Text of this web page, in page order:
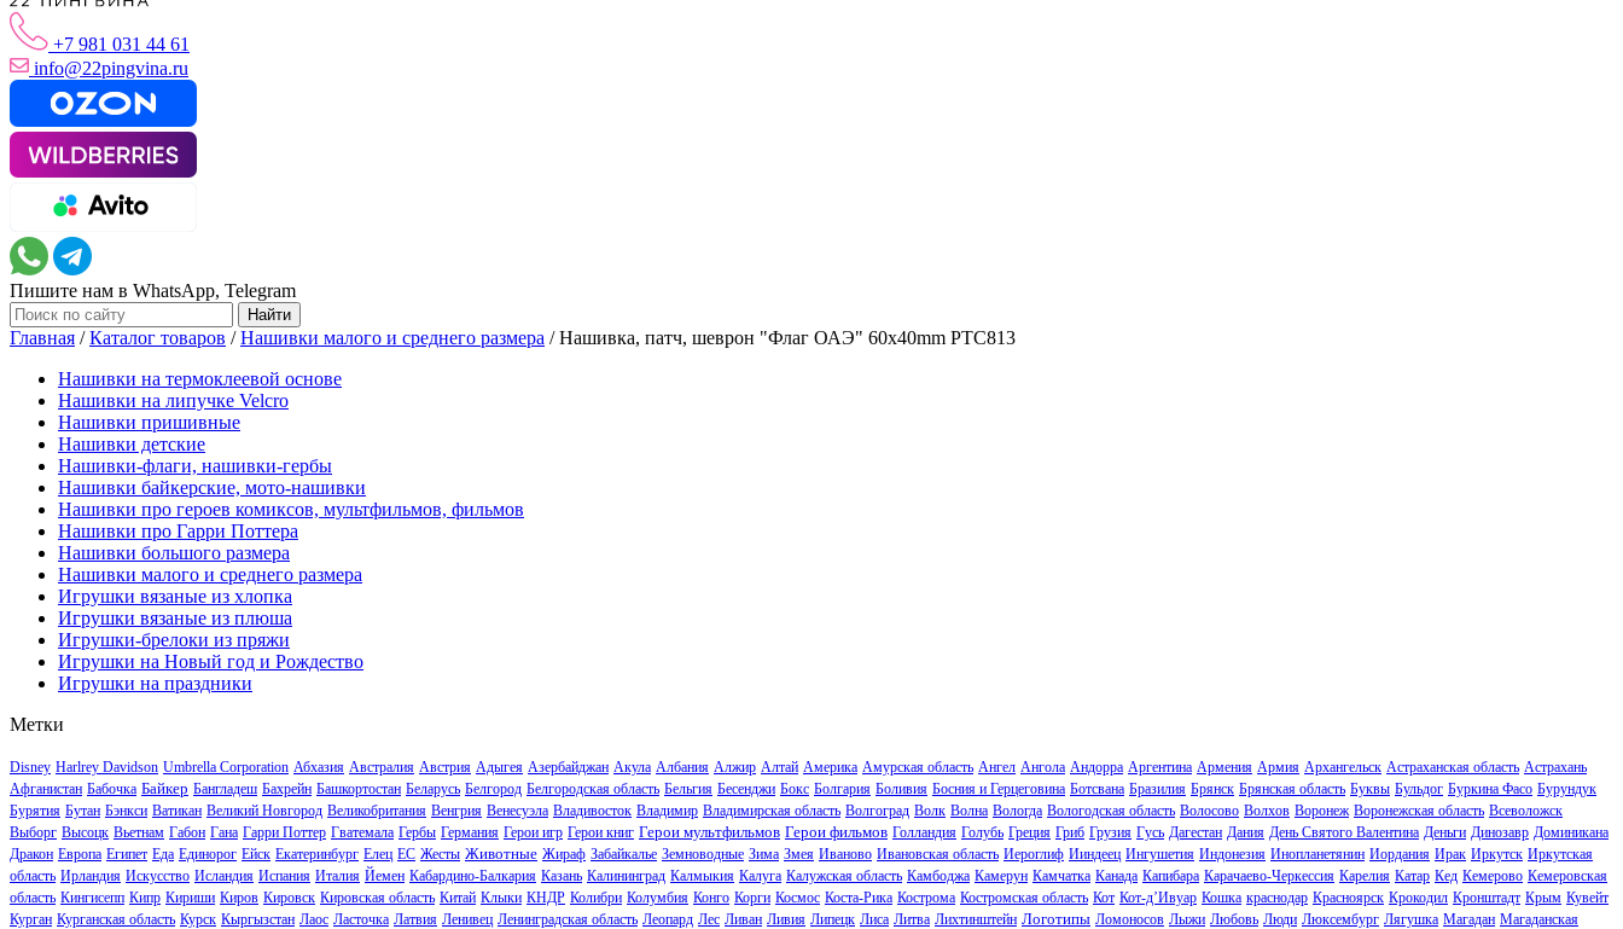
+7 981 031 44 61
info@22pingvina.ru
Пишите нам в WhatsApp, Telegram
Главная /Каталог товаров /Нашивки малого и среднего размера /Нашивка, патч, шеврон "Флаг ОАЭ" 60x40mm PTC813
Нашивки на термоклеевой основе
Нашивки на липучке Velcro
Нашивки пришивные
Нашивки детские
Нашивки-флаги, нашивки-гербы
Нашивки байкерские, мото-нашивки
Нашивки про героев комиксов, мультфильмов, фильмов
Нашивки про Гарри Поттера
Нашивки большого размера
Нашивки малого и среднего размера
Игрушки вязаные из хлопка
Игрушки вязаные из плюша
Игрушки-брелоки из пряжи
Игрушки на Новый год и Рождество
Игрушки на праздники
Метки
Disney Harlrey Davidson Umbrella Corporation Абхазия Австралия Австрия Адыгея Азербайджан Акула Албания Алжир Алтай Америка Амурская область Ангел Ангола Андорра Аргентина Армения Армия Архангельск Астраханская область Астрахань
Афганистан Бабочка Байкер Бангладеш Бахрейн Башкортостан Беларусь Белгород Белгородская область Бельгия Бесенджи Бокс Болгария Боливия Босния и Герцеговина Ботсвана Бразилия Брянск Брянская область Буквы Бульдог Буркина Фасо Бурундук
Бурятия Бутан Бэнкси Ватикан Великий Новгород Великобритания Венгрия Венесуэла Владивосток Владимир Владимирская область Волгоград Волк Волна Вологда Вологодская область Волосово Волхов Воронеж Воронежская область Всеволожск
Выборг Высоцк Вьетнам Габон Гана Гарри Поттер Гватемала Гербы Германия Герои игр Герои книг Герои мультфильмов Герои фильмов Голландия Голубь Греция Гриб Грузия Гусь Дагестан Дания День Святого Валентина Деньги Динозавр Доминикана
Дракон Европа Египет Еда Единорог Ейск Екатеринбург Елец ЕС Жесты Животные Жираф Забайкалье Земноводные Зима Змея Иваново Ивановская область Иероглиф Ииндеец Ингушетия Индонезия Инопланетянин Иордания Ирак Иркутск Иркутская
область Ирландия Искусство Исландия Испания Италия Йемен Кабардино-Балкария Казань Калининград Калмыкия Калуга Калужская область Камбоджа Камерун Камчатка Канада Капибара Карачаево-Черкессия Карелия Катар Кед Кемерово Кемеровская
область Кингисепп Кипр Кириши Киров Кировск Кировская область Китай Клыки КНДР Колибри Колумбия Конго Корги Космос Коста-Рика Кострома Костромская область Кот Кот-д’Ивуар Кошка краснодар Красноярск Крокодил Кронштадт Крым Кувейт
Курган Курганская область Курск Кыргызстан Лаос Ласточка Латвия Ленивец Ленинградская область Леопард Лес Ливан Ливия Липецк Лиса Литва Лихтинштейн Логотипы Ломоносов Лыжи Любовь Люди Люксембург Лягушка Магадан Магаданская